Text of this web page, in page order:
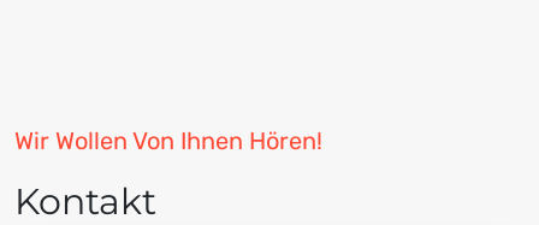
Wir Wollen Von Ihnen Hören!
Kontakt